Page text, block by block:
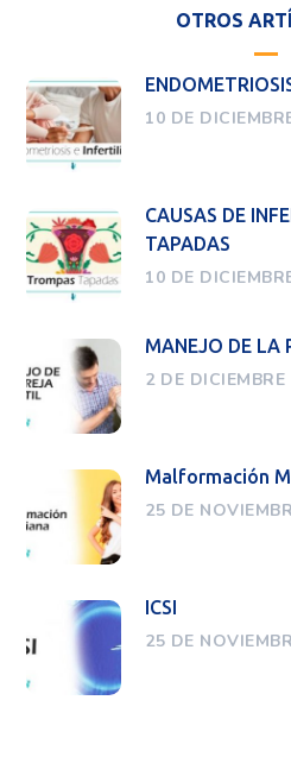
OTROS
10 DE
CAUSAS DE
TAPADAS
10 DE
MANEJO DE LA
2 DE
Malformación
25 DE
ICSI
25 DE